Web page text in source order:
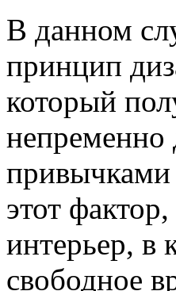
В данном
принцип
который
непременно
привычками
этот
интерьер, в
свободное